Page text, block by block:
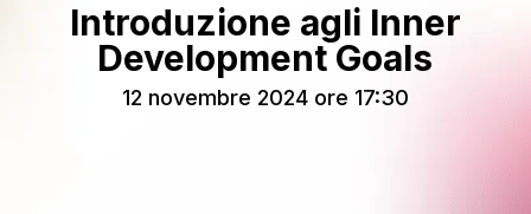
Introduzione agli Inner
Development Goals
12 novembre 2024 ore 17:30